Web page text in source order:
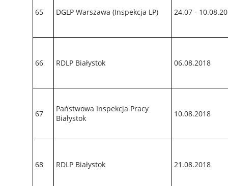
65 DGLP Warszawa (Inspekcja LP) 24.07 -
66 RDLP Białystok 06.08.2018
67
Państwowa Inspekcja Pracy
Białystok
10.08.2018
68 RDLP Białystok 21.08.2018